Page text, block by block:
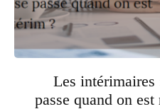
Les intérimaires
passe quand on